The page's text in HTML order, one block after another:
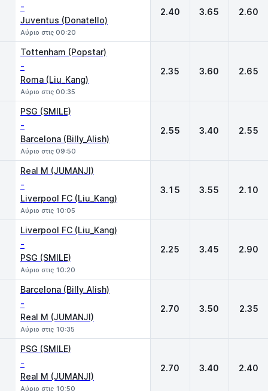
-
Juventus (Donatello)
Αύριο στις 00:20
2.40 3.65 2.60
Tottenham (Popstar)
-
Roma (Liu_Kang)
Αύριο στις 00:35
2.35 3.60 2.65
PSG (SMILE)
-
Barcelona (Billy_Alish)
Αύριο στις 09:50
2.55 3.40 2.55
Real M (JUMANJI)
-
Liverpool FC (Liu_Kang)
Αύριο στις 10:05
3.15 3.55 2.10
Liverpool FC (Liu_Kang)
-
PSG (SMILE)
Αύριο στις 10:20
2.25 3.45 2.90
Barcelona (Billy_Alish)
-
Real M (JUMANJI)
Αύριο στις 10:35
2.70 3.50 2.35
PSG (SMILE)
-
Real M (JUMANJI)
Αύριο στις 10:50
2.70 3.40 2.40